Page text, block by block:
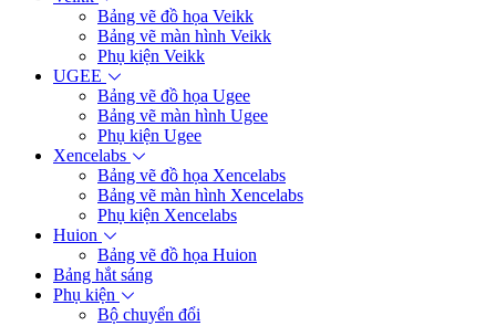
Bảng vẽ đồ họa Veikk
Bảng vẽ màn hình Veikk
Phụ kiện Veikk
UGEE
Bảng vẽ đồ họa Ugee
Bảng vẽ màn hình Ugee
Phụ kiện Ugee
Xencelabs
Bảng vẽ đồ họa Xencelabs
Bảng vẽ màn hình Xencelabs
Phụ kiện Xencelabs
Huion
Bảng vẽ đồ họa Huion
Bảng hắt sáng
Phụ kiện
Bộ chuyển đổi